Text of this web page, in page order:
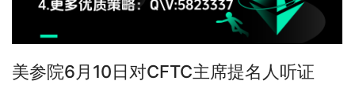
美参院6月10日对CFTC主席提名人听证